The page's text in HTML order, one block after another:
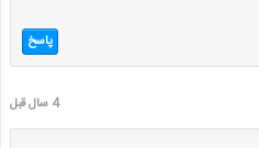
پاسخ
4 سال قبل